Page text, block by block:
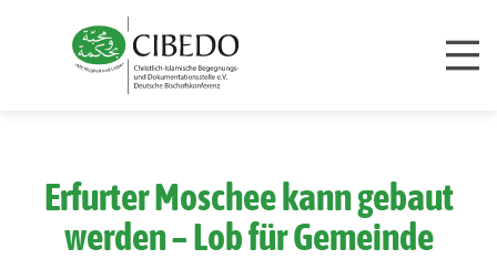
Erfurter Moschee kann gebaut
werden – Lob für Gemeinde